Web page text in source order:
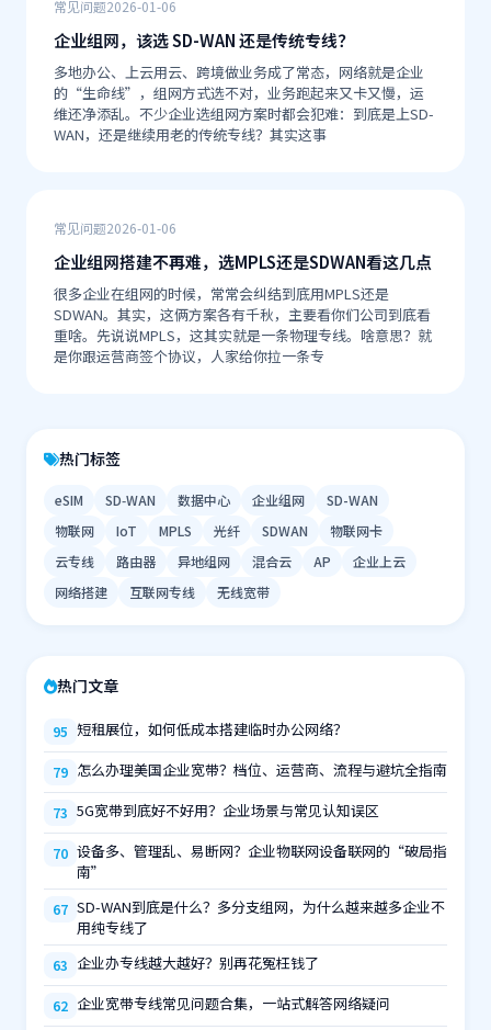
常见问题2026-01-06
企业组网，该选 SD-WAN 还是传统专线？
多地办公、上云用云、跨境做业务成了常态，网络就是企业
的“生命线”，组网方式选不对，业务跑起来又卡又慢，运
维还净添乱。不少企业选组网方案时都会犯难：到底是上SD-
WAN，还是继续用老的传统专线？其实这事
常见问题2026-01-06
企业组网搭建不再难，选MPLS还是SDWAN看这几点
很多企业在组网的时候，常常会纠结到底用MPLS还是
SDWAN。其实，这俩方案各有千秋，主要看你们公司到底看
重啥。先说说MPLS，这其实就是一条物理专线。啥意思？就
是你跟运营商签个协议，人家给你拉一条专
热门标签
eSIM SD‑WAN 数据中心 企业组网
SD-WAN
物联网
IoT MPLS 光纤 SDWAN
物联网卡
云专线
路由器 异地组网 混合云 AP
企业上云
网络搭建
互联网专线 无线宽带
热门文章
95 短租展位，如何低成本搭建临时办公网络？
79 怎么办理美国企业宽带？档位、运营商、流程与避坑全指南
73 5G宽带到底好不好用？企业场景与常见认知误区
70 设备多、管理乱、易断网？企业物联网设备联网的“破局指
南”
67 SD-WAN到底是什么？多分支组网，为什么越来越多企业不
用纯专线了
63 企业办专线越大越好？别再花冤枉钱了
62 企业宽带专线常见问题合集，一站式解答网络疑问